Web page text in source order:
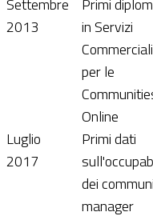
Settembre
2013
Primi
in Servizi
Commerciali
per le
Online
Luglio
2017
Primi dati
dei
manager